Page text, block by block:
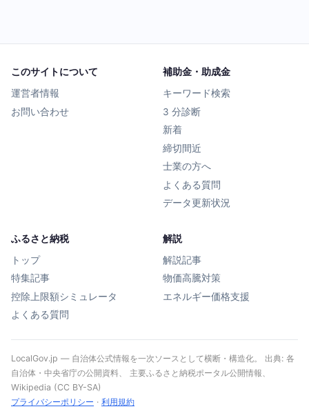
このサイトについて
運営者情報
お問い合わせ
補助金・助成金
キーワード検索
3 分診断
新着
締切間近
士業の方へ
よくある質問
データ更新状況
ふるさと納税
トップ
特集記事
控除上限額シミュレータ
よくある質問
解説
解説記事
物価高騰対策
エネルギー価格支援
LocalGov.jp — 自治体公式情報を一次ソースとして横断・構造化。 出典: 各
自治体・中央省庁の公開資料、 主要ふるさと納税ポータル公開情報、
Wikipedia (CC BY-SA)
プライバシーポリシー · 利用規約